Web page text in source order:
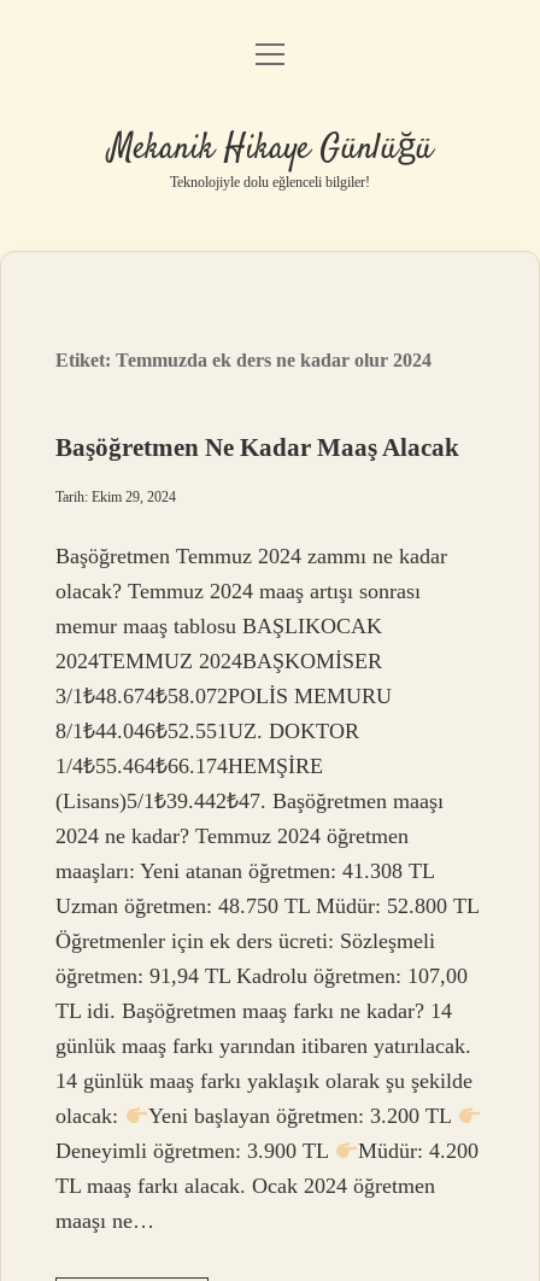
Anasayfa
Yasal Uyarı
menüyü
Mekanik Hikaye Günlüğü
Teknolojiyle dolu eğlenceli bilgiler!
Etiket:Temmuzda ek ders ne kadar olur 2024
Başöğretmen Ne Kadar Maaş Alacak
Tarih: Ekim 29, 2024
Başöğretmen Temmuz 2024 zammı ne kadar
olacak? Temmuz 2024 maaş artışı sonrası
memur maaş tablosu BAŞLIKOCAK
2024TEMMUZ 2024BAŞKOMİSER
3/1₺48.674₺58.072POLİS MEMURU
8/1₺44.046₺52.551UZ. DOKTOR
1/4₺55.464₺66.174HEMŞİRE
(Lisans)5/1₺39.442₺47. Başöğretmen maaşı
2024 ne kadar? Temmuz 2024 öğretmen
maaşları: Yeni atanan öğretmen: 41.308 TL
Uzman öğretmen: 48.750 TL Müdür: 52.800 TL
Öğretmenler için ek ders ücreti: Sözleşmeli
öğretmen: 91,94 TL Kadrolu öğretmen: 107,00
TL idi. Başöğretmen maaş farkı ne kadar? 14
günlük maaş farkı yarından itibaren yatırılacak.
14 günlük maaş farkı yaklaşık olarak şu şekilde
olacak:
Yeni başlayan öğretmen: 3.200 TL
Deneyimli öğretmen: 3.900 TL
Müdür: 4.200
TL maaş farkı alacak. Ocak 2024 öğretmen
maaşı ne…